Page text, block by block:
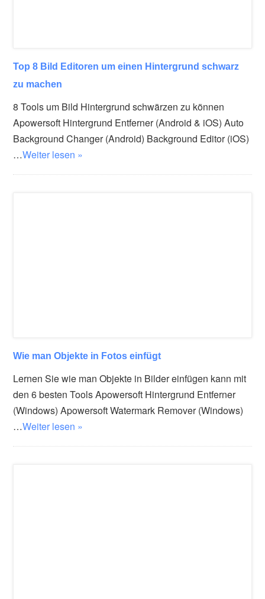
Top 8 Bild Editoren um einen Hintergrund schwarz
zu machen
8 Tools um Bild Hintergrund schwärzen zu können
Apowersoft Hintergrund Entferner (Android & iOS) Auto
Background Changer (Android) Background Editor (iOS)
…Weiter lesen »
Wie man Objekte in Fotos einfügt
Lernen Sie wie man Objekte in Bilder einfügen kann mit
den 6 besten Tools Apowersoft Hintergrund Entferner
(Windows) Apowersoft Watermark Remover (Windows)
…Weiter lesen »